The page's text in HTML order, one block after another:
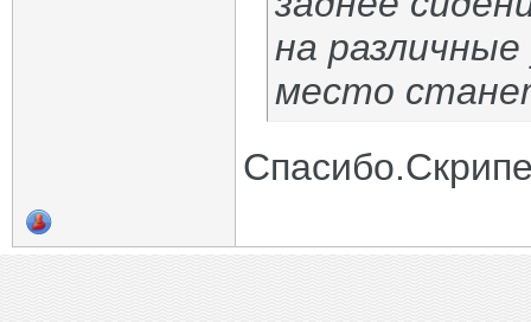
на
место